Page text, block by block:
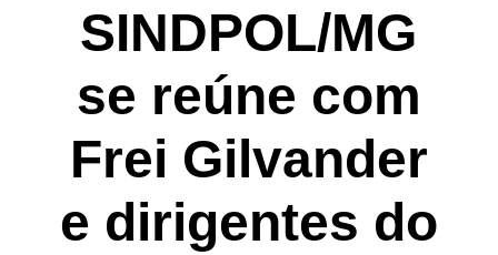
SINDPOL/MG
se reúne com
Frei Gilvander
e dirigentes do